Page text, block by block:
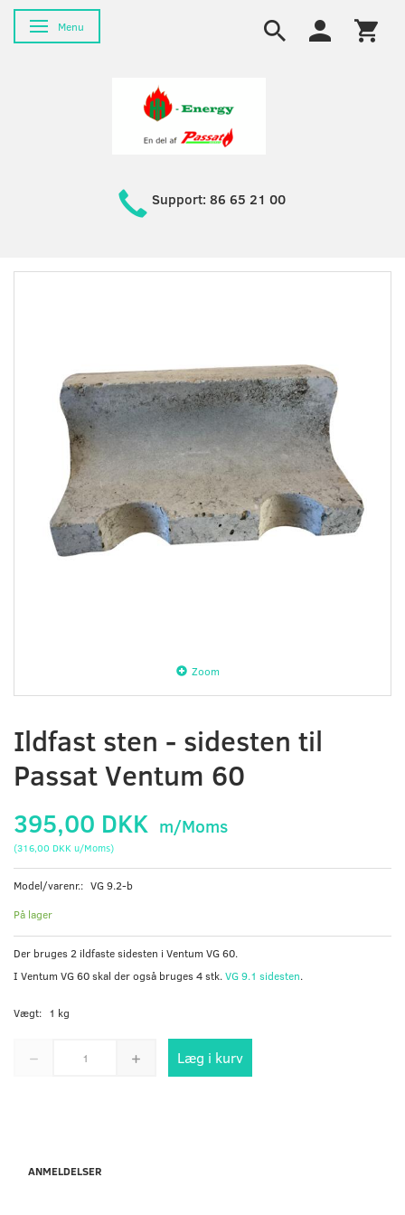
Skifte navigation
Menu
Support: 86 65 21 00
Zoom
Ildfast sten - sidesten til
Passat Ventum 60
395,00 DKK m/Moms
(316,00 DKK u/Moms)
Model/varenr.: VG 9.2-b
På lager
Der bruges 2 ildfaste sidesten i Ventum VG 60.
I Ventum VG 60 skal der også bruges 4 stk.VG 9.1 sidesten.
Vægt: 1 kg
Læg i kurv
ANMELDELSER